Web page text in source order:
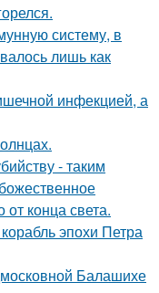
систему, в
лишь как
инфекцией, а
- таким
от конца света.
эпохи Петра
Балашихе